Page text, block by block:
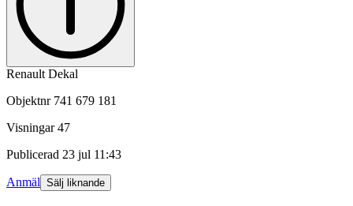
Renault Dekal
Objektnr 741 679 181
Visningar 47
Publicerad 23 jul 11:43
Anmäl Sälj liknande